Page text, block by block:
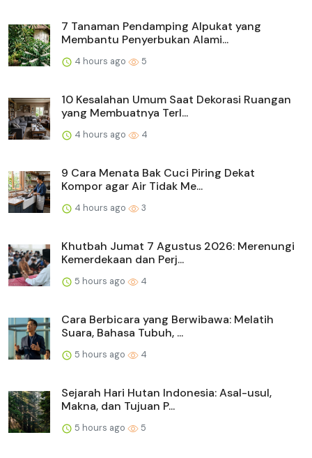
7 Tanaman Pendamping Alpukat yang
Membantu Penyerbukan Alami...
4 hours ago 5
10 Kesalahan Umum Saat Dekorasi Ruangan
yang Membuatnya Terl...
4 hours ago 4
9 Cara Menata Bak Cuci Piring Dekat
Kompor agar Air Tidak Me...
4 hours ago 3
Khutbah Jumat 7 Agustus 2026: Merenungi
Kemerdekaan dan Perj...
5 hours ago 4
Cara Berbicara yang Berwibawa: Melatih
Suara, Bahasa Tubuh, ...
5 hours ago 4
Sejarah Hari Hutan Indonesia: Asal-usul,
Makna, dan Tujuan P...
5 hours ago 5